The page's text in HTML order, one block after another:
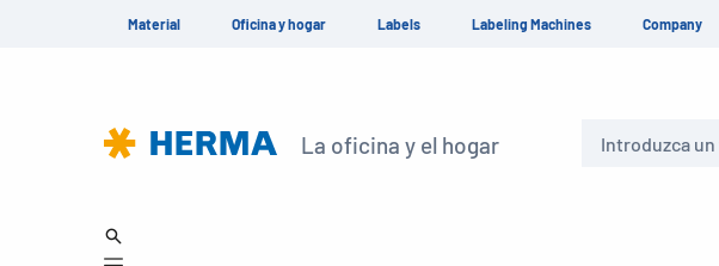
Material Oficina y hogar Labels Labeling Machines Company
La oficina y el hogar